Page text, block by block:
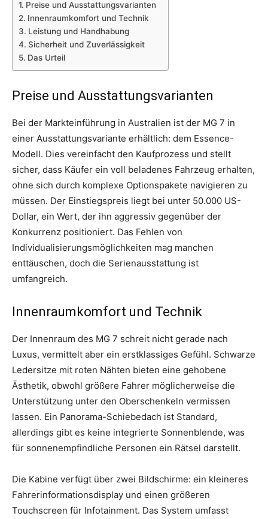
Preise und Ausstattungsvarianten
Innenraumkomfort und Technik
Leistung und Handhabung
Sicherheit und Zuverlässigkeit
Das Urteil
Preise und Ausstattungsvarianten
Bei der Markteinführung in Australien ist der MG 7 in
einer Ausstattungsvariante erhältlich: dem Essence-
Modell. Dies vereinfacht den Kaufprozess und stellt
sicher, dass Käufer ein voll beladenes Fahrzeug erhalten,
ohne sich durch komplexe Optionspakete navigieren zu
müssen. Der Einstiegspreis liegt bei unter 50.000 US-
Dollar, ein Wert, der ihn aggressiv gegenüber der
Konkurrenz positioniert. Das Fehlen von
Individualisierungsmöglichkeiten mag manchen
enttäuschen, doch die Serienausstattung ist
umfangreich.
Innenraumkomfort und Technik
Der Innenraum des MG 7 schreit nicht gerade nach
Luxus, vermittelt aber ein erstklassiges Gefühl. Schwarze
Ledersitze mit roten Nähten bieten eine gehobene
Ästhetik, obwohl größere Fahrer möglicherweise die
Unterstützung unter den Oberschenkeln vermissen
lassen. Ein Panorama-Schiebedach ist Standard,
allerdings gibt es keine integrierte Sonnenblende, was
für sonnenempfindliche Personen ein Rätsel darstellt.
Die Kabine verfügt über zwei Bildschirme: ein kleineres
Fahrerinformationsdisplay und einen größeren
Touchscreen für Infotainment. Das System umfasst